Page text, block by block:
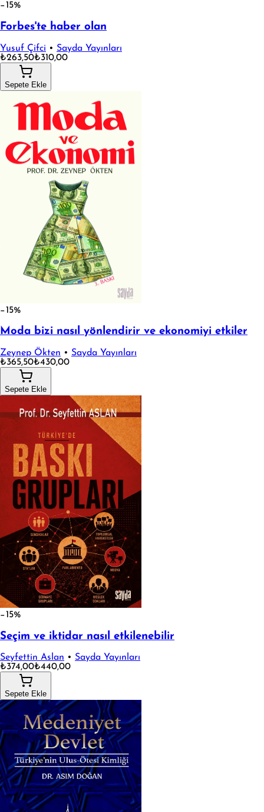
−15%
Forbes'te haber olan
Yusuf Çifci • Sayda Yayınları
₺263,50₺310,00
Sepete Ekle
−15%
Moda bizi nasıl yönlendirir ve ekonomiyi etkiler
Zeynep Ökten • Sayda Yayınları
₺365,50₺430,00
Sepete Ekle
−15%
Seçim ve iktidar nasıl etkilenebilir
Seyfettin Aslan • Sayda Yayınları
₺374,00₺440,00
Sepete Ekle